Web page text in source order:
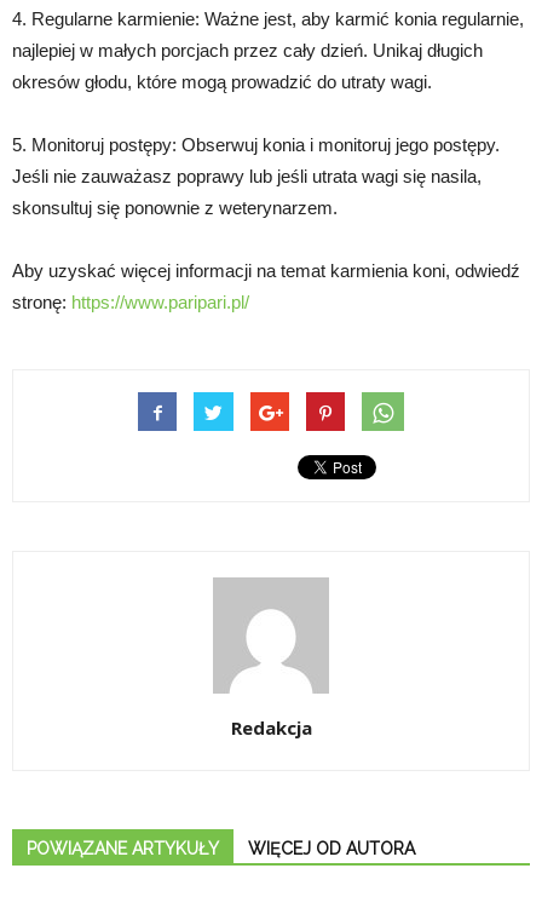
4. Regularne karmienie: Ważne jest, aby karmić konia regularnie,
najlepiej w małych porcjach przez cały dzień. Unikaj długich
okresów głodu, które mogą prowadzić do utraty wagi.
5. Monitoruj postępy: Obserwuj konia i monitoruj jego postępy.
Jeśli nie zauważasz poprawy lub jeśli utrata wagi się nasila,
skonsultuj się ponownie z weterynarzem.
Aby uzyskać więcej informacji na temat karmienia koni, odwiedź
stronę: https://www.paripari.pl/
Redakcja
POWIĄZANE ARTYKUŁY WIĘCEJ OD AUTORA